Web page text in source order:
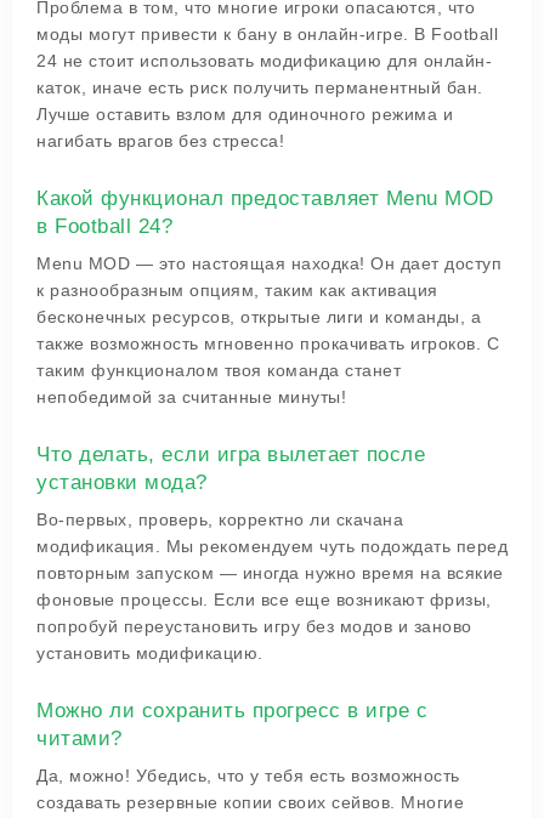
Проблема в том, что многие игроки опасаются, что
моды могут привести к бану в онлайн-игре. В Football
24 не стоит использовать модификацию для онлайн-
каток, иначе есть риск получить перманентный бан.
Лучше оставить взлом для одиночного режима и
нагибать врагов без стресса!
Какой функционал предоставляет Menu MOD
в Football 24?
Menu MOD — это настоящая находка! Он дает доступ
к разнообразным опциям, таким как активация
бесконечных ресурсов, открытые лиги и команды, а
также возможность мгновенно прокачивать игроков. С
таким функционалом твоя команда станет
непобедимой за считанные минуты!
Что делать, если игра вылетает после
установки мода?
Во-первых, проверь, корректно ли скачана
модификация. Мы рекомендуем чуть подождать перед
повторным запуском — иногда нужно время на всякие
фоновые процессы. Если все еще возникают фризы,
попробуй переустановить игру без модов и заново
установить модификацию.
Можно ли сохранить прогресс в игре с
читами?
Да, можно! Убедись, что у тебя есть возможность
создавать резервные копии своих сейвов. Многие